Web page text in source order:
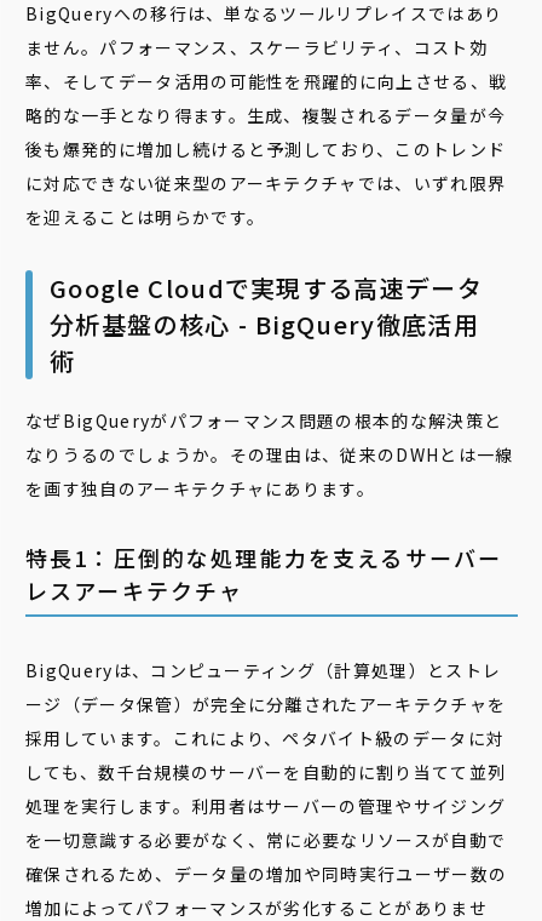
BigQueryへの移行は、単なるツールリプレイスではあり
ません。パフォーマンス、スケーラビリティ、コスト効
率、そしてデータ活用の可能性を飛躍的に向上させる、戦
略的な一手となり得ます。生成、複製されるデータ量が今
後も爆発的に増加し続けると予測しており、このトレンド
に対応できない従来型のアーキテクチャでは、いずれ限界
を迎えることは明らかです。
Google Cloudで実現する高速データ
分析基盤の核心 - BigQuery徹底活用
術
なぜBigQueryがパフォーマンス問題の根本的な解決策と
なりうるのでしょうか。その理由は、従来のDWHとは一線
を画す独自のアーキテクチャにあります。
特長1：圧倒的な処理能力を支えるサーバー
レスアーキテクチャ
BigQueryは、コンピューティング（計算処理）とストレ
ージ（データ保管）が完全に分離されたアーキテクチャを
採用しています。これにより、ペタバイト級のデータに対
しても、数千台規模のサーバーを自動的に割り当てて並列
処理を実行します。利用者はサーバーの管理やサイジング
を一切意識する必要がなく、常に必要なリソースが自動で
確保されるため、データ量の増加や同時実行ユーザー数の
増加によってパフォーマンスが劣化することがありませ